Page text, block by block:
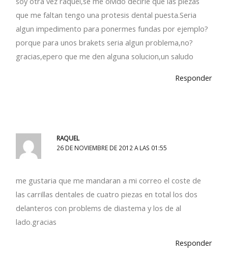
que me faltan tengo una protesis dental puesta.Seria
algun impedimento para ponermes fundas por ejemplo?
porque para unos brakets seria algun problema,no?
gracias,epero que me den alguna solucion,un saludo
Responder
RAQUEL
26 DE NOVIEMBRE DE 2012 A LAS 01:55
me gustaria que me mandaran a mi correo el coste de
las carrillas dentales de cuatro piezas en total los dos
delanteros con problems de diastema y los de al
lado.gracias
Responder